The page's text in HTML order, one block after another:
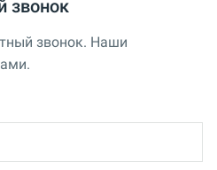
звонок
звонок. Наши